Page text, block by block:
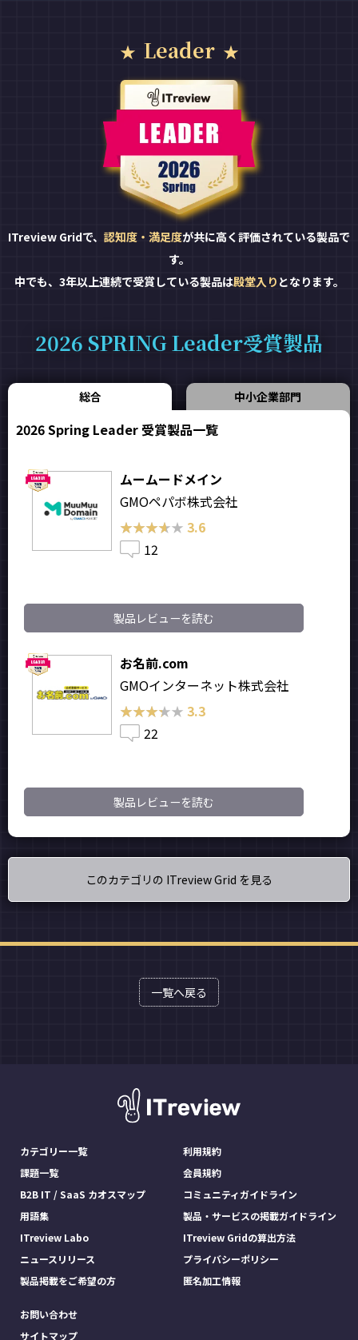
Leader
ITreview Gridで、 認知度・満足度が共に高く評価されている製品で
す。
中でも、3年以上連続で受賞している製品は殿堂入り となります。
2026 SPRING Leader受賞製品
総合 中小企業部門
2026 Spring Leader 受賞製品一覧
ムームードメイン
GMOペパボ株式会社
★★★★★
★★★★★ 3.6
12
製品レビューを読む
お名前.com
GMOインターネット株式会社
★★★★★
★★★★★ 3.3
22
製品レビューを読む
このカテゴリの ITreview Grid を見る
一覧へ戻る
カテゴリー一覧
課題一覧
B2B IT / SaaS カオスマップ
用語集
ITreview Labo
ニュースリリース
製品掲載をご希望の方
利用規約
会員規約
コミュニティガイドライン
製品・サービスの掲載ガイドライン
ITreview Gridの算出方法
プライバシーポリシー
匿名加工情報
お問い合わせ
サイトマップ